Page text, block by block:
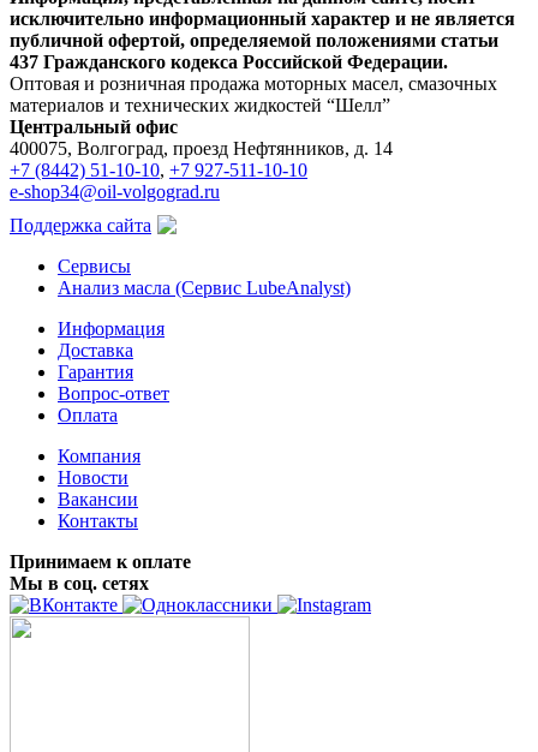
исключительно информационный характер и не является
публичной офертой, определяемой положениями статьи
437 Гражданского кодекса Российской Федерации.
Оптовая и розничная продажа моторных масел, смазочных
материалов и технических жидкостей “Шелл”
Центральный офис
400075, Волгоград, проезд Нефтянников, д. 14
+7 (8442) 51-10-10, +7 927-511-10-10
e-shop34@oil-volgograd.ru
Поддержка сайта
Сервисы
Анализ масла (Сервис LubeAnalyst)
Информация
Доставка
Гарантия
Вопрос-ответ
Оплата
Компания
Новости
Вакансии
Контакты
Принимаем к оплате
Мы в соц. сетях